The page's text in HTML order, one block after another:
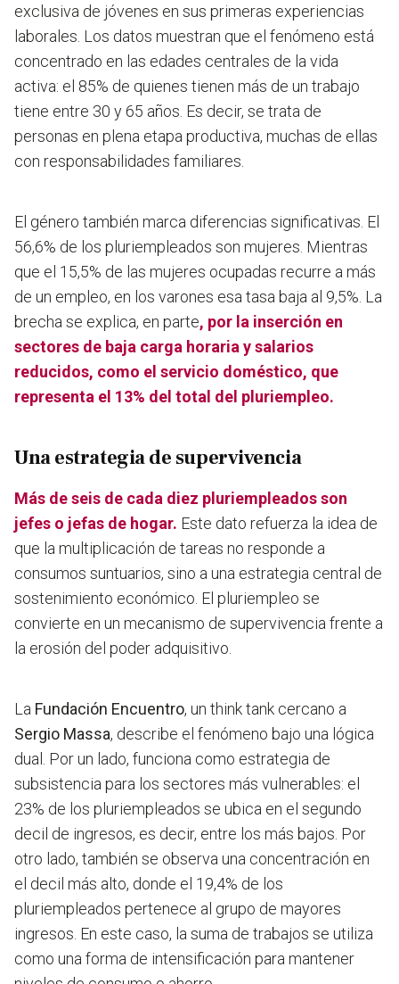
exclusiva de jóvenes en sus primeras experiencias
laborales . Los datos muestran que el fenómeno está
concentrado en las edades centrales de la vida
activa: el 85% de quienes tienen más de un trabajo
tiene entre 30 y 65 años. Es decir, se trata de
personas en plena etapa productiva, muchas de ellas
con responsabilidades familiares.
El género también marca diferencias significativas. El
56,6% de los pluriempleados son mujeres. Mientras
que el 15,5% de las mujeres ocupadas recurre a más
de un empleo, en los varones esa tasa baja al 9,5%. La
brecha se explica, en parte, por la inserción en
sectores de baja carga horaria y salarios
reducidos, como el servicio doméstico, que
representa el 13% del total del pluriempleo.
Una estrategia de supervivencia
Más de seis de cada diez pluriempleados son
jefes o jefas de hogar. Este dato refuerza la idea de
que la multiplicación de tareas no responde a
consumos suntuarios, sino a una estrategia central de
sostenimiento económico. El pluriempleo se
convierte en un mecanismo de supervivencia frente a
la erosión del poder adquisitivo.
La Fundación Encuentro, un think tank cercano a
Sergio Massa, describe el fenómeno bajo una lógica
dual. Por un lado, funciona como estrategia de
subsistencia para los sectores más vulnerables: el
23% de los pluriempleados se ubica en el segundo
decil de ingresos, es decir, entre los más bajos. Por
otro lado, también se observa una concentración en
el decil más alto, donde el 19,4% de los
pluriempleados pertenece al grupo de mayores
ingresos. En este caso, la suma de trabajos se utiliza
como una forma de intensificación para mantener